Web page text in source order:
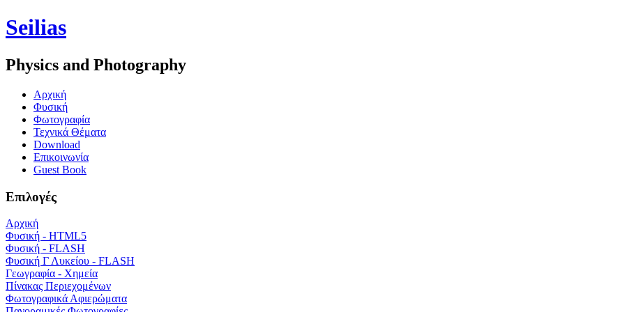
Seilias
Physics and Photography
Aρχική
Φυσική
Φωτογραφία
Τεχνικά Θέματα
Download
Επικοινωνία
Guest Book
Επιλογές
Αρχική
Φυσική - HTML5
Φυσική - FLASH
Φυσική Γ Λυκείου - FLASH
Γεωγραφία - Χημεία
Πίνακας Περιεχομένων
Φωτογραφικά Αφιερώματα